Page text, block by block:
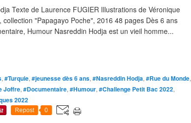
Texte de Laurence FUGIER Illustrations de Véronique
"Papagayo Poche", 2016 48 pages Dès 6 ans
Humour Nasreddin Hodja est un vieil homme...
, #Turquie, #jeunesse dès 6 ans, #Nasreddin Hodja, #Rue du Monde,
Joffre, #Documentaire, #Humour, #Challenge Petit Bac 2022,
2022
Repost 0